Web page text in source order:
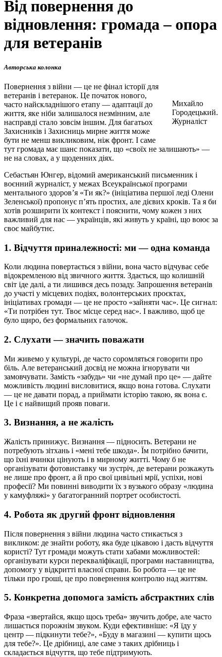
Від повернення до
відновлення: громада – опора
для ветеранів
Авторська колонка
Михайло
Городецький.
Журналіст
Повернення з війни — це не фінал історії для
ветеранів і ветеранок. Це початок нового,
часто найскладнішого етапу — адаптації до
життя, яке ніби залишалося незмінним, але
насправді стало зовсім іншим. Для багатьох
Захисників і Захисниць мирне життя може
бути не менш викликовим, ніж фронт. І саме
тут громада має шанс показати, що «своїх не залишають» —
не на словах, а у щоденних діях.
Себастьян Юнгер, відомий американський письменник і
воєнний журналіст, у межах Всеукраїнської програми
ментального здоров’я «Ти як?» (ініціатива першої леді Олени
Зеленської) пропонує п’ять простих, але дієвих кроків. Та я би
хотів розширити їх контекст і пояснити, чому кожен з них
важливий для нас — українців, які живуть у країні, що воює за
своє майбутнє.
1. Відчуття приналежності: ми — одна команда
Коли людина повертається з війни, вона часто відчуває себе
відокремленою від звичного життя. Здається, що колишній
світ іде далі, а ти лишився десь позаду. Запрошення ветеранів
до участі у місцевих подіях, волонтерських проєктах,
ініціативах громади — це не просто «зайняти час». Це сигнал:
«Ти потрібен тут. Твоє місце серед нас». І важливо, щоб це
було щиро, без формальних галочок.
2. Слухати — значить поважати
Ми живемо у культурі, де часто соромляться говорити про
біль. Але ветеранський досвід не можна ігнорувати чи
замовчувати. Замість «забудь» чи «не думай про це» — дайте
можливість людині висловитися, якщо вона готова. Слухати
— це не давати порад, а приймати історію такою, як вона є.
Це і є найвищий прояв поваги.
3. Визнання, а не жалість
Жалість принижує. Визнання — підносить. Ветерани не
потребують зітхань і «мені тебе шкода». Їм потрібно бачити,
що їхні вчинки цінують і в мирному житті. Чому б не
організувати фотовиставку чи зустріч, де ветерани розкажуть
не лише про фронт, а й про свої цивільні мрії, успіхи, нові
професії? Ми повинні виводити їх з вузького образу «людина
у камуфляжі» у багатогранний портрет особистості.
4. Робота як другий фронт відновлення
Після повернення з війни людина часто стикається з
викликом: де знайти роботу, яка буде цікавою і дасть відчуття
користі? Тут громади можуть стати хабами можливостей:
організувати курси перекваліфікації, програми наставництва,
допомогу у відкритті власної справи. Бо робота — це не
тільки про гроші, це про повернення контролю над життям.
5. Конкретна допомога замість абстрактних слів
Фраза «звертайся, якщо щось треба» звучить добре, але часто
лишається порожнім звуком. Куди ефективніше: «Я їду у
центр — підкинути тебе?», «Буду в магазині — купити щось
для тебе?». Це дрібниці, але саме з таких дрібниць і
складається відчуття, що тебе підтримують.